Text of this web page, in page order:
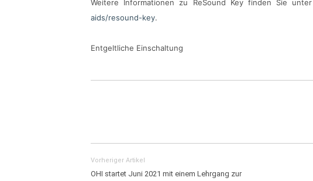
Weitere Informationen zu ReSound Key finden Sie unter
aids/resound-key.
Entgeltliche Einschaltung
Vorheriger Artikel
OHI startet Juni 2021 mit einem Lehrgang zur